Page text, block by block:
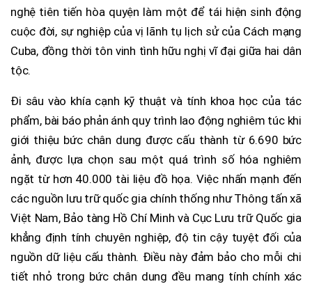
nghệ tiên tiến hòa quyện làm một để tái hiện sinh động
cuộc đời, sự nghiệp của vị lãnh tụ lịch sử của Cách mạng
Cuba, đồng thời tôn vinh tình hữu nghị vĩ đại giữa hai dân
tộc.
Đi sâu vào khía cạnh kỹ thuật và tính khoa học của tác
phẩm, bài báo phản ánh quy trình lao động nghiêm túc khi
giới thiệu bức chân dung được cấu thành từ 6.690 bức
ảnh, được lựa chọn sau một quá trình số hóa nghiêm
ngặt từ hơn 40.000 tài liệu đồ họa. Việc nhấn mạnh đến
các nguồn lưu trữ quốc gia chính thống như Thông tấn xã
Việt Nam, Bảo tàng Hồ Chí Minh và Cục Lưu trữ Quốc gia
khẳng định tính chuyên nghiệp, độ tin cậy tuyệt đối của
nguồn dữ liệu cấu thành. Điều này đảm bảo cho mỗi chi
tiết nhỏ trong bức chân dung đều mang tính chính xác